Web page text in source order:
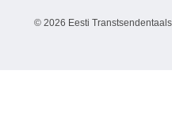
© 2026 Eesti